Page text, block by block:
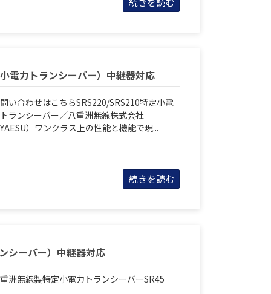
電力トランシーバー）中継器対応
い合わせはこちらSRS220/SRS210特定小電
ランシーバー／八重洲無線株式会社
YAESU）ワンクラス上の性能と機能で現...
続きを読む
シーバー）中継器対応
洲無線製特定小電力トランシーバーSR45